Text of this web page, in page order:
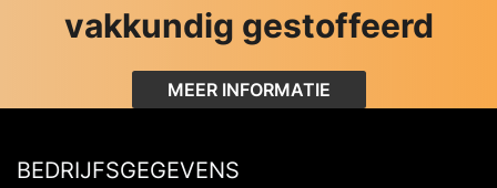
vakkundig gestoffeerd
MEER INFORMATIE
BEDRIJFSGEGEVENS